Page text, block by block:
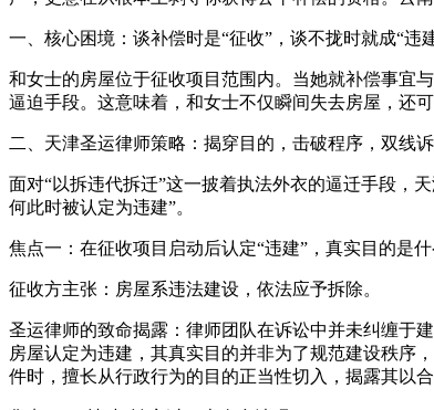
一、核心困境：谈补偿时是“征收”，谈不拢时就成“违
和女士的房屋位于征收项目范围内。当她就补偿事宜
逼迫手段。这意味着，和女士不仅瞬间失去房屋，还
二、天津圣运律师策略：揭穿目的，击破程序，双线
面对“以拆违代拆迁”这一披着执法外衣的逼迁手段，
何此时被认定为违建”。
焦点一：在征收项目启动后认定“违建”，真实目的是什
征收方主张：房屋系违法建设，依法应予拆除。
圣运律师的致命揭露：律师团队在诉讼中并未纠缠于
房屋认定为违建，其真实目的并非为了规范建设秩序
件时，擅长从行政行为的目的正当性切入，揭露其以